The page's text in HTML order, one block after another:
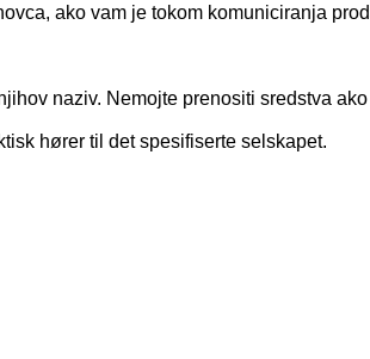
ako vam je tokom komuniciranja
naziv. Nemojte prenositi sredstva
hører til det spesifiserte selskapet.